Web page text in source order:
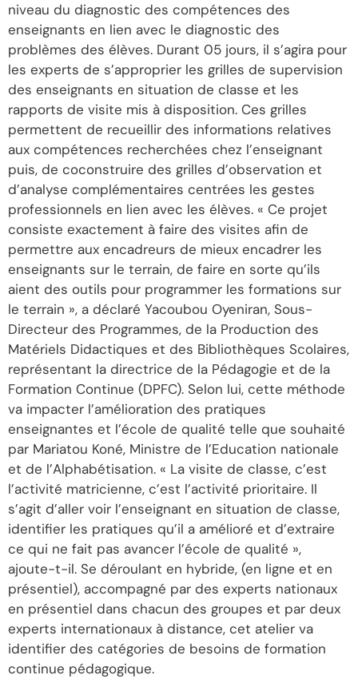
niveau du diagnostic des compétences des
enseignants en lien avec le diagnostic des
problèmes des élèves. Durant 05 jours, il s’agira pour
les experts de s’approprier les grilles de supervision
des enseignants en situation de classe et les
rapports de visite mis à disposition. Ces grilles
permettent de recueillir des informations relatives
aux compétences recherchées chez l’enseignant
puis, de coconstruire des grilles d’observation et
d’analyse complémentaires centrées les gestes
professionnels en lien avec les élèves. « Ce projet
consiste exactement à faire des visites afin de
permettre aux encadreurs de mieux encadrer les
enseignants sur le terrain, de faire en sorte qu’ils
aient des outils pour programmer les formations sur
le terrain », a déclaré Yacoubou Oyeniran, Sous-
Directeur des Programmes, de la Production des
Matériels Didactiques et des Bibliothèques Scolaires,
représentant la directrice de la Pédagogie et de la
Formation Continue (DPFC). Selon lui, cette méthode
va impacter l’amélioration des pratiques
enseignantes et l’école de qualité telle que souhaité
par Mariatou Koné, Ministre de l’Education nationale
et de l’Alphabétisation. « La visite de classe, c’est
l’activité matricienne, c’est l’activité prioritaire. Il
s’agit d’aller voir l’enseignant en situation de classe,
identifier les pratiques qu’il a amélioré et d’extraire
ce qui ne fait pas avancer l’école de qualité »,
ajoute-t-il. Se déroulant en hybride, (en ligne et en
présentiel), accompagné par des experts nationaux
en présentiel dans chacun des groupes et par deux
experts internationaux à distance, cet atelier va
identifier des catégories de besoins de formation
continue pédagogique.